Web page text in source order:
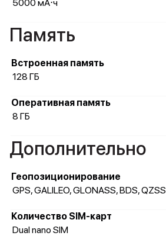
5000 мА⋅ч
Память
Встроенная память
128 ГБ
Оперативная память
8 ГБ
Дополнительно
Геопозиционирование
GPS, GALILEO, GLONASS, BDS, QZSS
Количество SIM-карт
Dual nano SIM